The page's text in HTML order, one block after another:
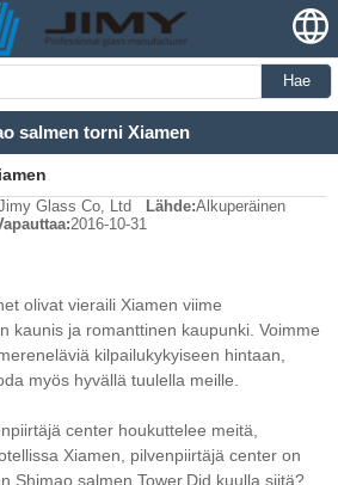
Hae
salmen torni Xiamen
Glass Co, Ltd Lähde:Alkuperäinen
2016-10-31
olivat vieraili Xiamen viime
kaunis ja romanttinen kaupunki. Voimme
kilpailukykyiseen hintaan,
myös hyvällä tuulella meille.
center houkuttelee meitä,
Xiamen, pilvenpiirtäjä center on
Shimao salmen Tower.Did kuulla siitä?